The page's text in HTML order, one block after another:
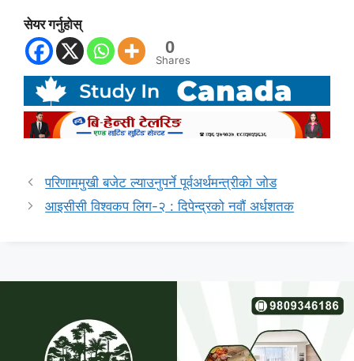
सेयर गर्नुहोस्
0
Shares
परिणाममुखी बजेट ल्याउनुपर्ने पूर्वअर्थमन्त्रीको जोड
आइसीसी विश्वकप लिग-२ : दिपेन्द्रको नवौं अर्धशतक